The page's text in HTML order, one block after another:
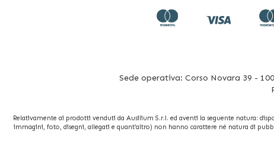
Sede operativa: Corso Novara 39 -
Relativamente ai prodotti venduti da Ausilium S.r.l. ed aventi la seguente natura:
immagini, foto, disegni, allegati e quant’altro) non hanno carattere né natura di